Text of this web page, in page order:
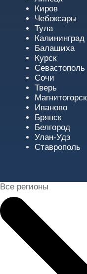
Киров
Чебоксары
Тула
Калининград
Балашиха
Курск
Севастополь
Сочи
Тверь
Магнитогорск
Иваново
Брянск
Белгород
Улан-Удэ
Ставрополь
Все регионы